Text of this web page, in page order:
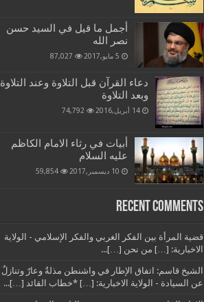
أجمل ما قيل في السيد حسن
نصر الله
5 مايو,2017 87,027
دعاء القرآن قبل التلاوة وعند التلاوة
وبعد التلاوة
14 أبريل,2016 74,792
أبيات في رثاء الامام الكاظم
عليه السلام
10 ديسمبر,2017 59,854
Recent Comments
قضية المرأة بين الفكر الغربي والفكر الإسلامي - الولاية
الاخبارية: […] من نحن […]...
الشيخ قاسم: اتفاق الإطار في واشنطن مذلةٌ وعارٌ وتنازلٌ
عن السيادة - الولاية الاخبارية: […] *خطاب القائد […]...